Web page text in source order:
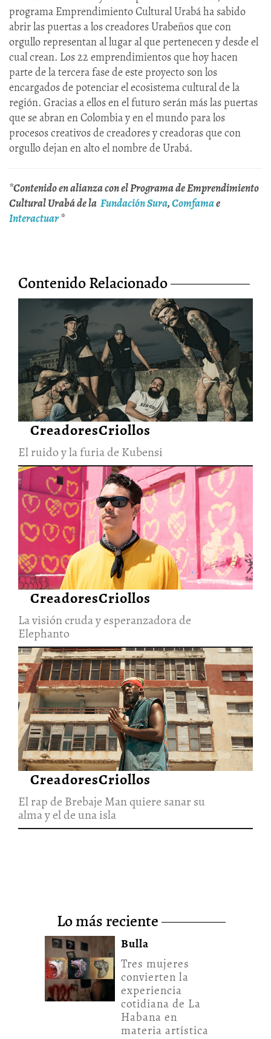
programa Emprendimiento Cultural Urabá ha sabido
abrir las puertas a los creadores Urabeños que con
orgullo representan al lugar al que pertenecen y desde el
cual crean. Los 22 emprendimientos que hoy hacen
parte de la tercera fase de este proyecto son los
encargados de potenciar el ecosistema cultural de la
región. Gracias a ellos en el futuro serán más las puertas
que se abran en Colombia y en el mundo para los
procesos creativos de creadores y creadoras que con
orgullo dejan en alto el nombre de Urabá.
*Contenido en alianza con el Programa de Emprendimiento
Cultural Urabá de la Fundación Sura,Comfamae
Interactuar*
Contenido Relacionado
El ruido y la furia de Kubensi
28/Jun/2026
CreadoresCriollos
El ruido y la furia de Kubensi
La visión cruda y
esperanzadora de Elephanto
28/Jun/2026
CreadoresCriollos
La visión cruda y esperanzadora de
Elephanto
El rap de Brebaje Man quiere
sanar su alma y el de una isla
27/Jun/2026
CreadoresCriollos
El rap de Brebaje Man quiere sanar su
alma y el de una isla
lo más reciente
Bulla
Tres mujeres
convierten la
experiencia
cotidiana de La
Habana en
materia artística